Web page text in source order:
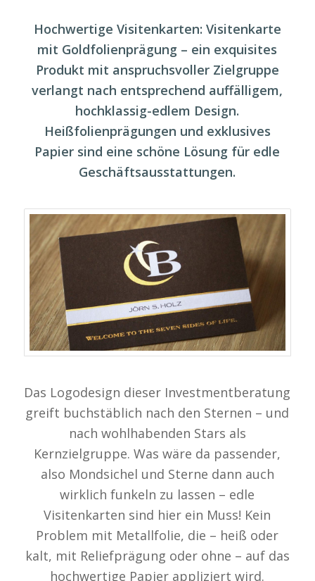
Hochwertige Visitenkarten: Visitenkarte
mit Goldfolienprägung – ein exquisites
Produkt mit anspruchsvoller Zielgruppe
verlangt nach entsprechend auffälligem,
hochklassig-edlem Design.
Heißfolienprägungen und exklusives
Papier sind eine schöne Lösung für edle
Geschäftsausstattungen.
Das Logodesign dieser Investmentberatung
greift buchstäblich nach den Sternen – und
nach wohlhabenden Stars als
Kernzielgruppe. Was wäre da passender,
also Mondsichel und Sterne dann auch
wirklich funkeln zu lassen – edle
Visitenkarten sind hier ein Muss! Kein
Problem mit Metallfolie, die – heiß oder
kalt, mit Reliefprägung oder ohne – auf das
hochwertige Papier appliziert wird.